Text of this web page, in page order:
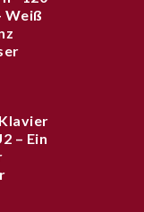
Weiß
– Ein